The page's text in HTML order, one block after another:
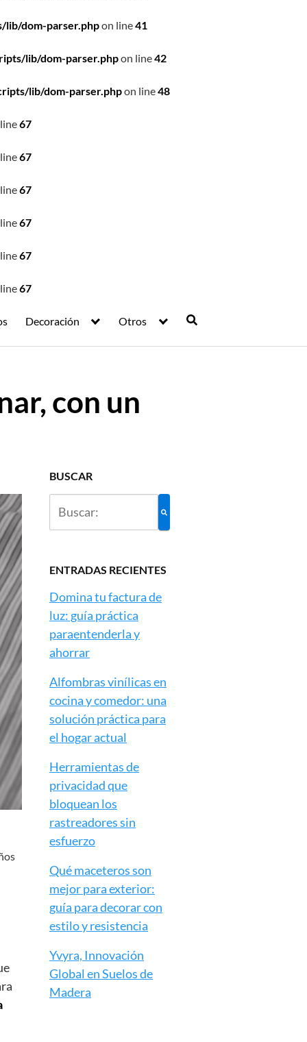
dom-parser.phpon line41
lib/dom-parser.phpon line42
lib/dom-parser.phpon line48
67
67
67
67
67
67
Decoración Otros
con un
BUSCAR
ENTRADAS RECIENTES
Domina tu factura de
luz: guía práctica
paraentenderla y
ahorrar
Alfombras vinílicas en
cocina y comedor: una
solución práctica para
el hogar actual
Herramientas de
privacidad que
bloquean los
rastreadores sin
esfuerzo
Qué maceteros son
mejor para exterior:
guía para decorar con
estilo y resistencia
Yvyra, Innovación
Global en Suelos de
Madera